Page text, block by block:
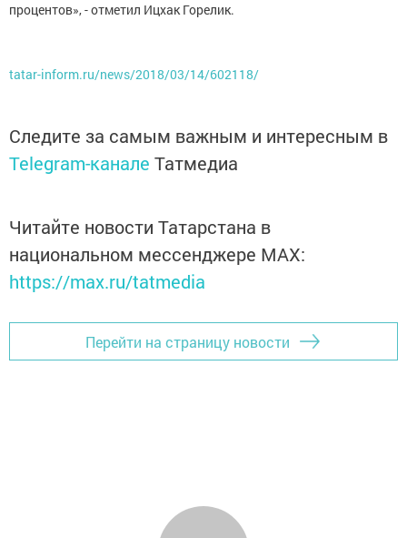
процентов», - отметил Ицхак Горелик.
tatar-inform.ru/news/2018/03/14/602118/
Следите за самым важным и интересным в
Telegram-канале Татмедиа
Читайте новости Татарстана в
национальном мессенджере MАХ:
https://max.ru/tatmedia
Перейти на страницу новости